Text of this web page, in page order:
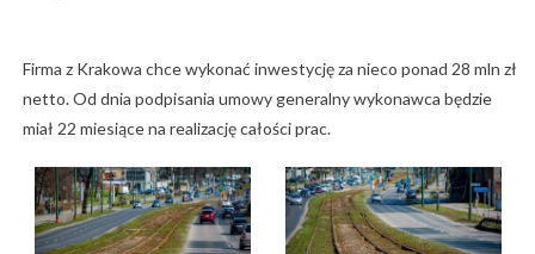
Firma z Krakowa chce wykonać inwestycję za nieco ponad 28 mln zł
netto. Od dnia podpisania umowy generalny wykonawca będzie
miał 22 miesiące na realizację całości prac.